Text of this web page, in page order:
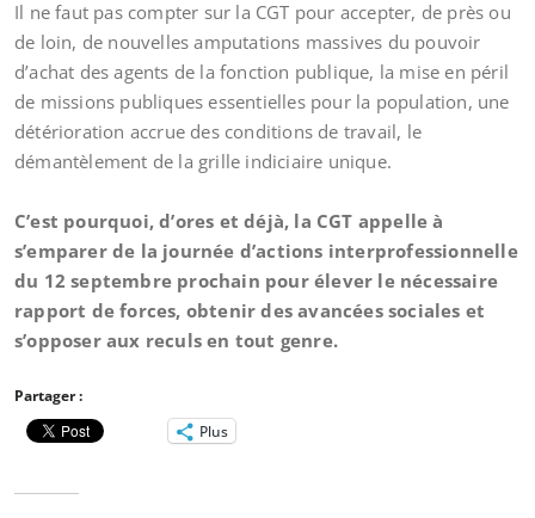
Il ne faut pas compter sur la CGT pour accepter, de près ou
de loin, de nouvelles amputations massives du pouvoir
d’achat des agents de la fonction publique, la mise en péril
de missions publiques essentielles pour la population, une
détérioration accrue des conditions de travail, le
démantèlement de la grille indiciaire unique.
C’est pourquoi, d’ores et déjà, la CGT appelle à
s’emparer de la journée d’actions interprofessionnelle
du 12 septembre prochain pour élever le nécessaire
rapport de forces, obtenir des avancées sociales et
s’opposer aux reculs en tout genre.
Partager :
Plus